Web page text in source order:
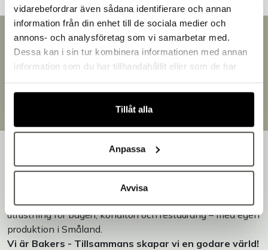
vidarebefordrar även sådana identifierare och annan
information från din enhet till de sociala medier och
annons- och analysföretag som vi samarbetar med.
Dessa kan i sin tur kombinera informationen med annan
information som du har tillhandahållit eller som de har
Tillåt alla
Anpassa
Avvisa
Snabb leverans
Leverans inom 3-5 arbetsdagar.
Brett sortiment
Över 30 000 produkter
Egen produktion
Designat och tillverkat i Småland
Bakers är en helhetsleverantör av professionell
utrustning för bageri, konditori och restaurang – med egen
produktion i Småland.
Vi är Bakers - Tillsammans skapar vi en godare värld!
Välkommen till Bakers!
Handlar du som företag eller privatperson?
Fortsätt som privatperson